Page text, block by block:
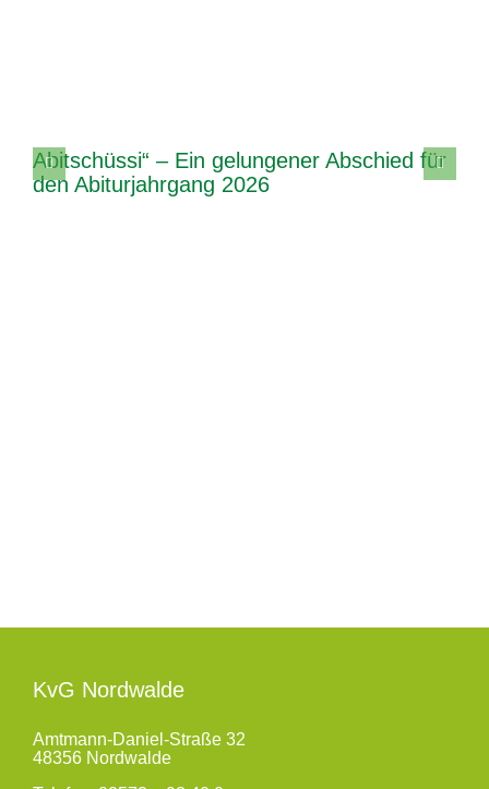
Abitschüssi“ – Ein gelungener Abschied für
den Abiturjahrgang 2026
KvG Nordwalde
Amtmann-Daniel-Straße 32
48356 Nordwalde